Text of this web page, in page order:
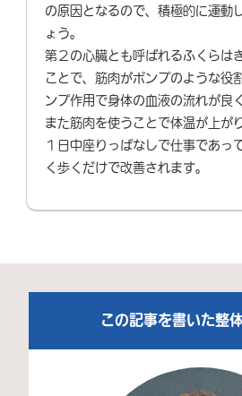
の原因となるので、積極的に運動
ょう。
第２の心臓とも呼ばれるふくらは
ことで、筋肉がポンプのような役
ンプ作用で身体の血液の流れが良
また筋肉を使うことで体温が上が
１日中座りっぱなしで仕事であっ
く歩くだけで改善されます。
この記事を書いた整